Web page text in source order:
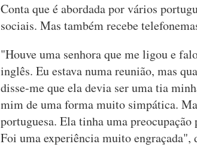
Conta que é abordada por vários
sociais. Mas também recebe
"Houve uma senhora que me ligou e
inglês. Eu estava numa reunião, mas
disse-me que ela devia ser uma tia
mim de uma forma muito simpática.
portuguesa. Ela tinha uma
Foi uma experiência muito engraçada",